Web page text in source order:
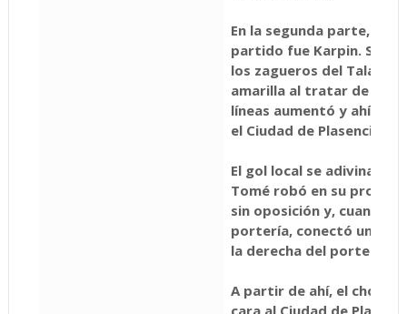
En la segunda parte, el
partido fue Karpin. Su
los zagueros del
amarilla al tratar de
líneas aumentó y ahí se
el Ciudad de Plasencia.
El gol local se adivinaba
Tomé robó en su propio
sin oposición y, cuando
portería, conectó un
la derecha del portero
A partir de ahí, el
cara al Ciudad de